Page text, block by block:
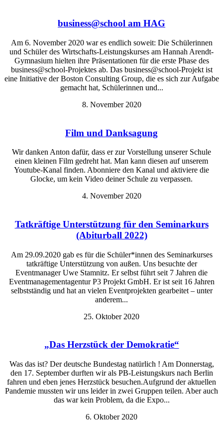
business@school am HAG
Am 6. November 2020 war es endlich soweit: Die Schülerinnen
und Schüler des Wirtschafts-Leistungskurses am Hannah Arendt-
Gymnasium hielten ihre Präsentationen für die erste Phase des
business@school-Projektes ab. Das business@school-Projekt ist
eine Initiative der Boston Consulting Group, die es sich zur Aufgabe
gemacht hat, Schülerinnen und...
8. November 2020
Film und Danksagung
Wir danken Anton dafür, dass er zur Vorstellung unserer Schule
einen kleinen Film gedreht hat. Man kann diesen auf unserem
Youtube-Kanal finden. Abonniere den Kanal und aktiviere die
Glocke, um kein Video deiner Schule zu verpassen.
4. November 2020
Tatkräftige Unterstützung für den Seminarkurs
(Abiturball 2022)
Am 29.09.2020 gab es für die Schüler*innen des Seminarkurses
tatkräftige Unterstützung von außen. Uns besuchte der
Eventmanager Uwe Stamnitz. Er selbst führt seit 7 Jahren die
Eventmanagementagentur P3 Projekt GmbH. Er ist seit 16 Jahren
selbstständig und hat an vielen Eventprojekten gearbeitet – unter
anderem...
25. Oktober 2020
„Das Herzstück der Demokratie“
Was das ist? Der deutsche Bundestag natürlich ! Am Donnerstag,
den 17. September durften wir als PB-Leistungskurs nach Berlin
fahren und eben jenes Herzstück besuchen.Aufgrund der aktuellen
Pandemie mussten wir uns leider in zwei Gruppen teilen. Aber auch
das war kein Problem, da die Expo...
6. Oktober 2020